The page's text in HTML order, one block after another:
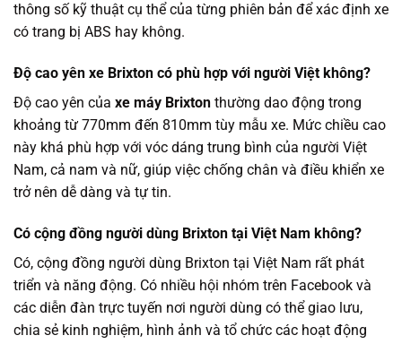
thông số kỹ thuật cụ thể của từng phiên bản để xác định xe
có trang bị ABS hay không.
Độ cao yên xe Brixton có phù hợp với người Việt không?
Độ cao yên của xe máy Brixton thường dao động trong
khoảng từ 770mm đến 810mm tùy mẫu xe. Mức chiều cao
này khá phù hợp với vóc dáng trung bình của người Việt
Nam, cả nam và nữ, giúp việc chống chân và điều khiển xe
trở nên dễ dàng và tự tin.
Có cộng đồng người dùng Brixton tại Việt Nam không?
Có, cộng đồng người dùng Brixton tại Việt Nam rất phát
triển và năng động. Có nhiều hội nhóm trên Facebook và
các diễn đàn trực tuyến nơi người dùng có thể giao lưu,
chia sẻ kinh nghiệm, hình ảnh và tổ chức các hoạt động